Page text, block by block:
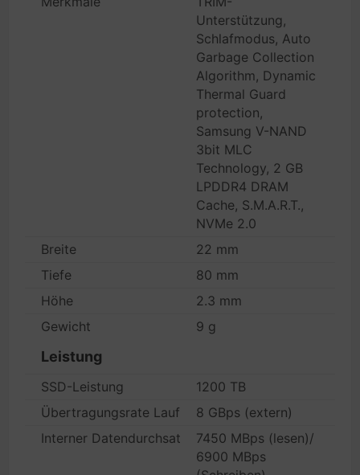
Unterstützung,
Schlafmodus, Auto
Garbage Collection
Algorithm, Dynamic
Thermal Guard
protection,
Samsung V-NAND
3bit MLC
Technology, 2 GB
LPDDR4 DRAM
Cache, S.M.A.R.T.,
NVMe 2.0
Breite
22 mm
Tiefe
80 mm
Höhe
2.3 mm
Gewicht
9 g
Leistung
SSD-Leistung
1200 TB
Übertragungsrate Laufwerk8 GBps (extern)
Interner Datendurchsatz
7450 MBps (lesen)/
6900 MBps